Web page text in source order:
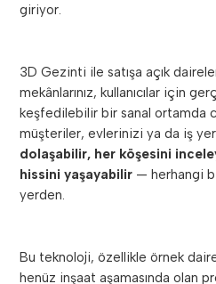
giriyor.
3D Gezinti ile satışa açık
mekânlarınız, kullanıcılar için
keşfedilebilir bir sanal ortamda
müşteriler, evlerinizi ya da iş
dolaşabilir, her köşesini
hissini yaşayabilir — herhangi
yerden.
Bu teknoloji, özellikle örnek
henüz inşaat aşamasında olan